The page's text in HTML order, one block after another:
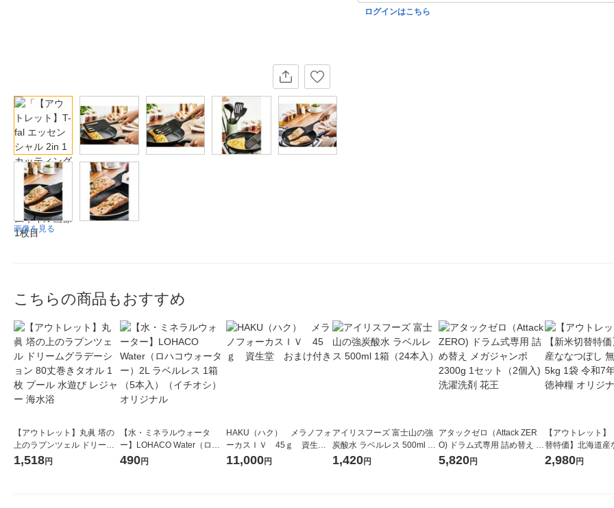
画像を見る
ログインはこちら
こちらの商品もおすすめ
【アウトレット】丸眞 塔の
上のラプンツェル ドリーム
グラデーション 80丈巻きタ
オル 1枚 プール 水遊び レジ
1,518円
【水・ミネラルウォータ
ー】LOHACO Water（ロハ
コウォーター）2L ラベルレ
490円
HAKU（ハク） メラノフォ
ーカスＩＶ 45ｇ 資生
堂 おまけ付き
11,000円
アイリスフーズ 富士山の強
炭酸水 ラベルレス 500ml 1
箱（24本入）
1,420円
アタックゼロ（Attack ZER
O) ドラム式専用 詰め替え メ
ガジャンボ 2300g 1セット
（2個入) 洗濯洗剤 花王
5,820円
【アウトレット】
替特価】北海道産
し 無洗米 5kg 1袋
米 木徳神糧 オリジ
2,980円